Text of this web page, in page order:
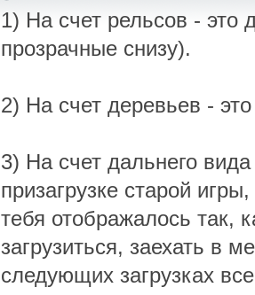
1) На счет рельсов -
прозрачные снизу).
2) На счет деревьев -
3) На счет дальнего
призагрузке старой
тебя отображалось так,
загрузиться, заехать в
следующих загрузках